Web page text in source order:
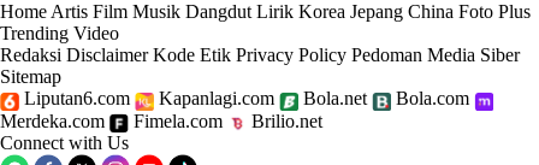
Home Artis Film Musik Dangdut Lirik Korea Jepang China Foto Plus
Trending Video
Redaksi Disclaimer Kode Etik Privacy Policy Pedoman Media Siber
Sitemap
Liputan6.com
Kapanlagi.com Bola.net
Bola.com
Merdeka.com
Fimela.com
Brilio.net
Connect with Us